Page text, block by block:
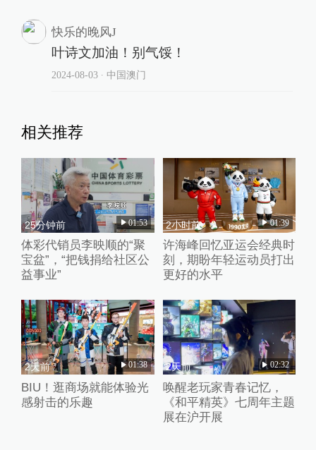
快乐的晚风J
叶诗文加油！别气馁！
2024-08-03∙ 中国澳门
相关推荐
25分钟前 01:53
体彩代销员李映顺的“聚
宝盆”，“把钱捐给社区公
益事业”
2小时前 01:39
许海峰回忆亚运会经典时
刻，期盼年轻运动员打出
更好的水平
2天前 01:38
BIU！逛商场就能体验光
感射击的乐趣
2天前 02:32
唤醒老玩家青春记忆，
《和平精英》七周年主题
展在沪开展